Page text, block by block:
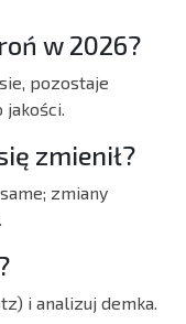
w 2026?
pozostaje
zmienił?
zmiany
i analizuj demka.